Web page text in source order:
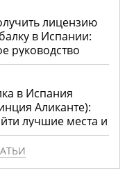
лицензию
в Испании:
руководство
в Испания
Аликанте):
лучшие места и